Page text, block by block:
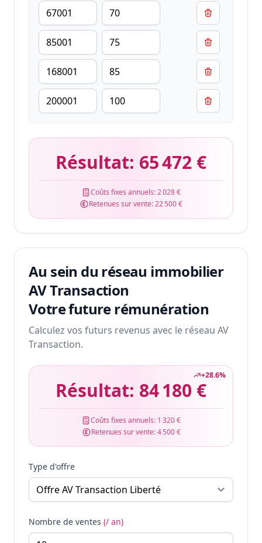
Résultat: 65 472 €
Coûts fixes annuels:2 028 €
Retenues sur vente:22 500 €
Au sein du réseau immobilier
AV Transaction
Votre future rémunération
Calculez vos futurs revenus avec le réseau AV
Transaction.
+28.6%
Résultat: 84 180 €
Coûts fixes annuels: 1 320 €
Retenues sur vente:4 500 €
Type d'offre
Nombre de ventes (/ an)